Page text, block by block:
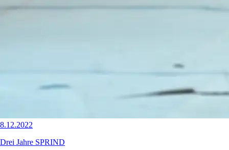
8.12.2022
Drei Jahre SPRIND